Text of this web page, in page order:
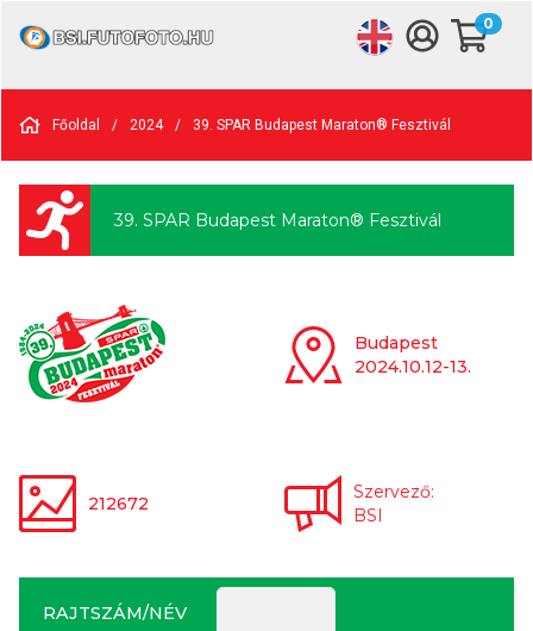
0
Főoldal / 2024 / 39. SPAR Budapest Maraton® Fesztivál
39. SPAR Budapest Maraton® Fesztivál
Budapest
2024.10.12-13.
212672
Szervező:
BSI
RAJTSZÁM/NÉV